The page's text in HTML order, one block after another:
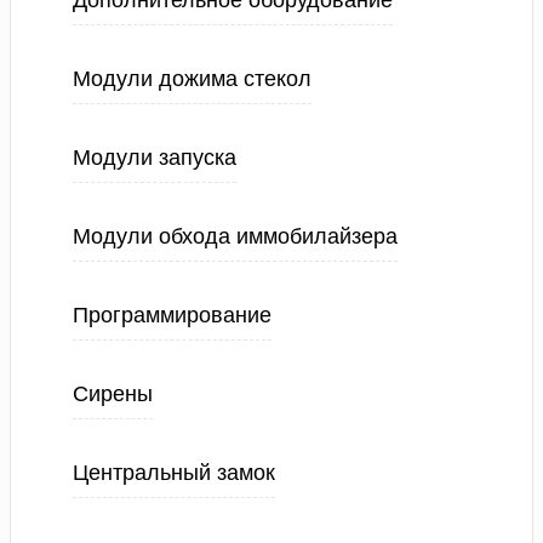
Модули дожима стекол
Модули запуска
Модули обхода иммобилайзера
Программирование
Сирены
Центральный замок